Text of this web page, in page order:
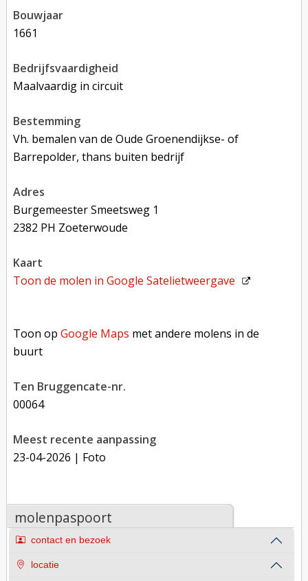
bouwjaar
1661
bedrijfsvaardigheid
Maalvaardig in circuit
bestemming
Vh. bemalen van de Oude Groenendijkse- of
Barrepolder, thans buiten bedrijf
adres
Burgemeester Smeetsweg 1
2382 PH Zoeterwoude
kaart
Toon de molen inGoogle Satelietweergave
Toon opGoogle Maps met andere molens in de
buurt
Ten Bruggencate-nr.
00064
Meest recente aanpassing
23-04-2026 | Foto
molenpaspoort
contact en bezoek
locatie